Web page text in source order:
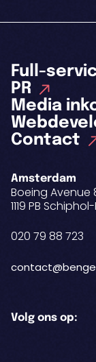
Full-
PR
Media
Contact
Amsterdam
Boeing Avenue
1119 PB Schiphol-
020 79 88 723
Volg ons op: